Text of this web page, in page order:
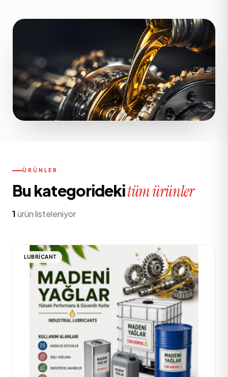
ÜRÜNLER
Bu kategoridekitüm ürünler
1ürün listeleniyor
LUBRICANT